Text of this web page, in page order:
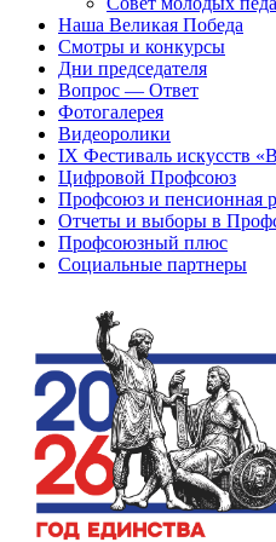
Наша Великая Победа
Смотры и конкурсы
Дни председателя
Вопрос — Ответ
Фотогалерея
Видеоролики
IX Фестиваль искусств
Цифровой Профсоюз
Профсоюз и пенсионная
Отчеты и выборы в
Профсоюзный плюс
Социальные партнеры